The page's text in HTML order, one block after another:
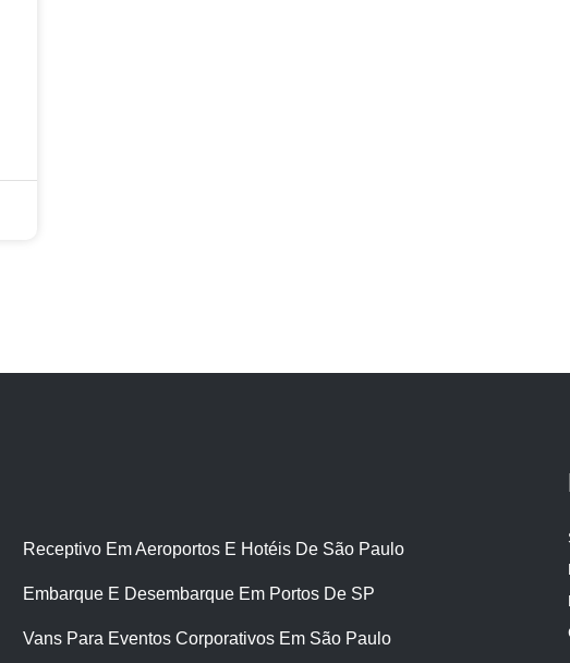
Receptivo Em Aeroportos E Hotéis De São Paulo
Embarque E Desembarque Em Portos De SP
Vans Para Eventos Corporativos Em São Paulo